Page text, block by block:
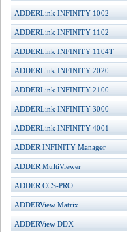
ADDERLink INFINITY 1002
ADDERLink INFINITY 1102
ADDERLink INFINITY 1104T
ADDERLink INFINITY 2020
ADDERLink INFINITY 2100
ADDERLink INFINITY 3000
ADDERLink INFINITY 4001
ADDER INFINITY Manager
ADDER MultiViewer
ADDER CCS-PRO
ADDERView Matrix
ADDERView DDX